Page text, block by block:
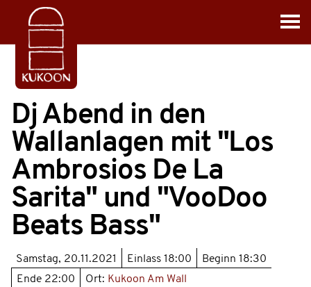
Dj Abend in den
Wallanlagen mit "Los
Ambrosios De La
Sarita" und "VooDoo
Beats Bass"
Samstag, 20.11.2021 Einlass 18:00 Beginn 18:30
Ende 22:00 Ort: Kukoon Am Wall